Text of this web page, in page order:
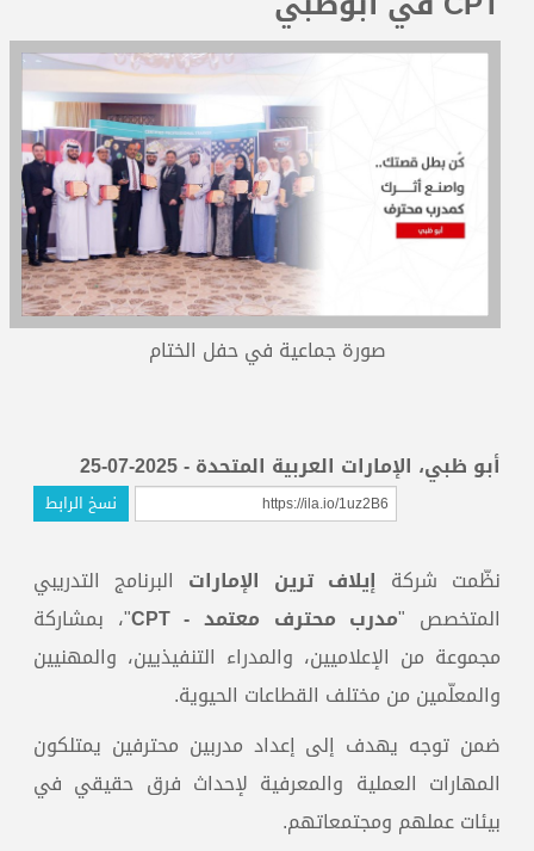
صورة جماعية في حفل الختام
أبو ظبي، الإمارات العربية المتحدة - 2025-07-25
نسخ الرابط
نظّمت شركة إيلاف ترين الإمارات البرنامج التدريبي
المتخصص "مدرب محترف معتمد - CPT
"، بمشاركة
مجموعة من الإعلاميين، والمدراء التنفيذيين، والمهنيين
والمعلّمين من مختلف القطاعات الحيوية.
ضمن توجه يهدف إلى إعداد مدربين محترفين يمتلكون
المهارات العملية والمعرفية لإحداث فرق حقيقي في
بيئات عملهم ومجتمعاتهم.